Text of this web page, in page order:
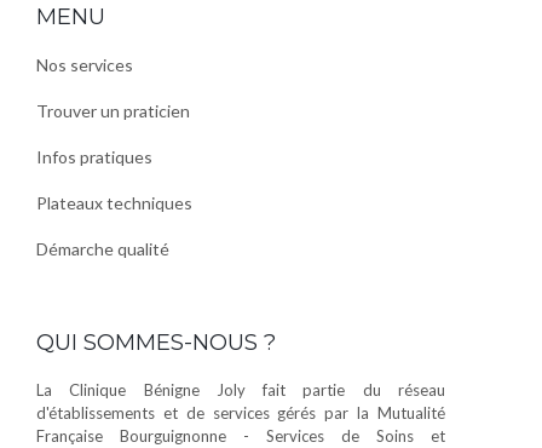
MENU
Nos services
Trouver un praticien
Infos pratiques
Plateaux techniques
Démarche qualité
QUI SOMMES-NOUS ?
La Clinique Bénigne Joly fait partie du réseau
d'établissements et de services gérés par la Mutualité
Française Bourguignonne - Services de Soins et